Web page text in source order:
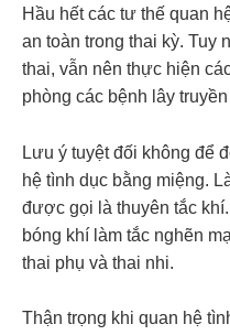
Hầu hết các tư thế quan
an toàn trong thai kỳ. Tuy
thai, vẫn nên thực hiện
phòng các bệnh lây
Lưu ý tuyệt đối không để
hệ tình dục bằng miệng.
được gọi là thuyên tắc
bóng khí làm tắc nghẽn
thai phụ và thai nhi.
Thận trọng khi quan hệ